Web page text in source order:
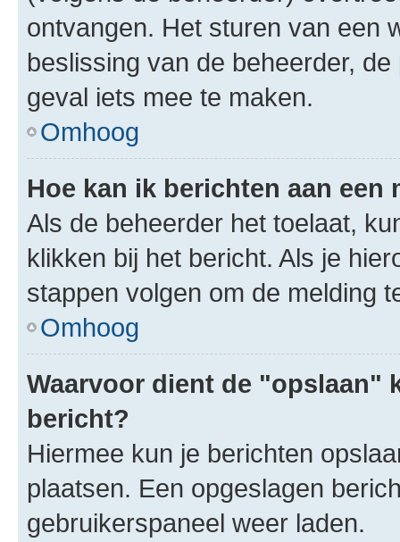
ontvangen. Het sturen van een
beslissing van de beheerder,
geval iets mee te maken.
Omhoog
Hoe kan ik berichten aan een
Als de beheerder het toelaat,
klikken bij het bericht. Als je
stappen volgen om de melding
Omhoog
Waarvoor dient de "opslaan"
bericht?
Hiermee kun je berichten
plaatsen. Een opgeslagen
gebruikerspaneel weer laden.